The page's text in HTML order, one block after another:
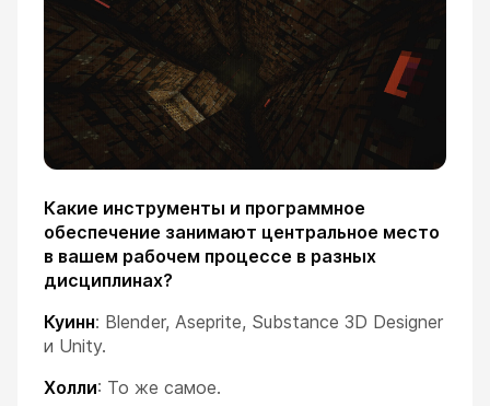
Какие инструменты и программное
обеспечение занимают центральное место
в вашем рабочем процессе в разных
дисциплинах?
Куинн: Blender, Aseprite, Substance 3D Designer
и Unity.
Холли: То же самое.